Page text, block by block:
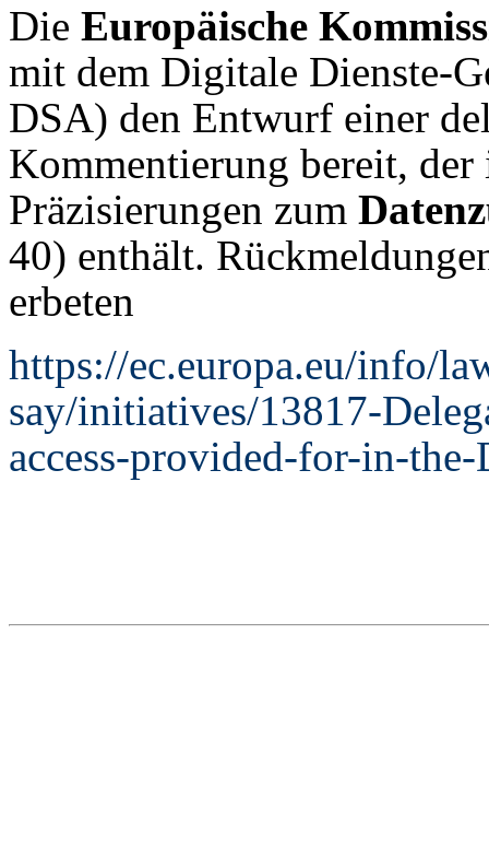
Die Europäische
mit dem Digitale Dienste-
DSA) den Entwurf einer
Kommentierung bereit, der
Präzisierungen zum
40) enthält.
erbeten
https://ec.europa.eu/info/
say/initiatives/13817-
access-provided-for-in-